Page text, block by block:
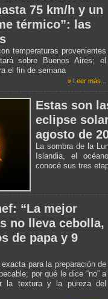
75 km/h y un
térmico”: las
temperaturas provenientes
sobre Buenos Aires; el
el fin de semana
» Leer más...
Estas son
eclipse
agosto de
La sombra de la
Islandia, el
conocé sus tres
“La mejor
no lleva cebolla,
de papa y 9
para la preparación de
por qué le dice “no” a
la textura y la pureza del